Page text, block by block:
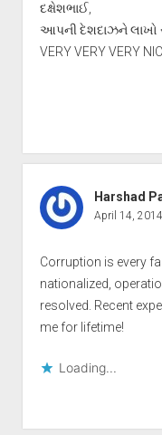
દક્ષેશભાઈ,
આપની દેશદાઝને લાખો
VERY VERY VERY
Harshad
April 14, 2014
Corruption is every
nationalized,
resolved. Recent
me for lifetime!
Loading...